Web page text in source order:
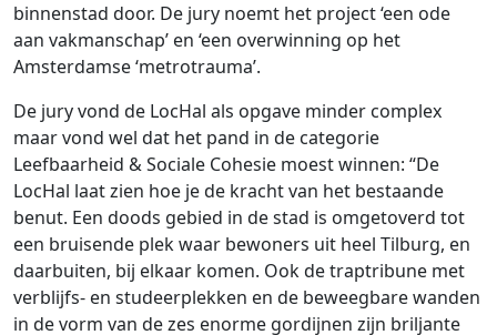
binnenstad door. De jury noemt het project ‘een ode
aan vakmanschap’ en ‘een overwinning op het
Amsterdamse ‘metrotrauma’.
De jury vond de LocHal als opgave minder complex
maar vond wel dat het pand in de categorie
Leefbaarheid & Sociale Cohesie moest winnen: “De
LocHal laat zien hoe je de kracht van het bestaande
benut. Een doods gebied in de stad is omgetoverd tot
een bruisende plek waar bewoners uit heel Tilburg, en
daarbuiten, bij elkaar komen. Ook de traptribune met
verblijfs- en studeerplekken en de beweegbare wanden
in de vorm van de zes enorme gordijnen zijn briljante